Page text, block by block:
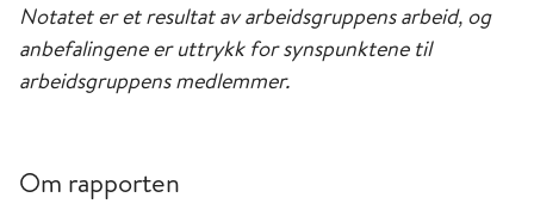
Notatet er et resultat av arbeidsgruppens arbeid, og
anbefalingene er uttrykk for synspunktene til
arbeidsgruppens medlemmer.
Om rapporten